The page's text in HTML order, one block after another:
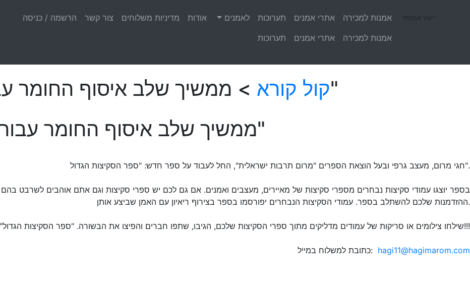
ייעוץ אמנותי
אמנות למכירה
אמנות למכירה
אתרי אמנים
אתרי אמנים
תערוכות
תערוכות
לאמנים אודות מדיניות משלוחים צור קשר הרשמה / כניסה
קול קורא> ממשיך שלב איסוף החומר עבור "ספר הסקיצות הגדול"
ממשיך שלב איסוף החומר עבור "ספר הסקיצות הגדול"
חגי מרום, מעצב גרפי ובעל הוצאת הספרים "מרום תרבות ישראלית", החל לעבוד על ספר חדש: "ספר הסקיצות הגדול".
בספר יוצגו עמודי סקיצות נבחרים מספרי סקיצות של מאיירים, מעצבים ואמנים. אם גם לכם יש ספרי סקיצות וגם אתם אוהבים לשרבט בהם
ההזדמנות שלכם להשתלב בספר. עמודי הסקיצות הנבחרים יפורסמו בספר בצירוף ריאיון עם האמן שביצע אותן.
שילחו צילומים או סריקות של עמודים מדליקים מתוך ספרי הסקיצות שלכם, הגיבו, שתפו חברים והפיצו את הבשורה. "ספר הסקיצות הגדול" יוצא לדרך!!!
כתובת למשלוח במייל: hagi11@hagimarom.com